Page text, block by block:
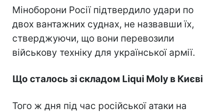
Міноборони Росії підтвердило удари по
двох вантажних суднах, не назвавши їх,
стверджуючи, що вони перевозили
військову техніку для української армії.
Що сталось зі складом Liqui Moly в Києві
Того ж дня під час російської атаки на